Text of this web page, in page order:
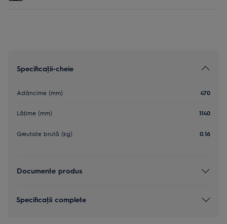
Specificaţii-cheie
Adâncime (mm) 470
Lăţime (mm) 1140
Greutate brută (kg) 0.16
Documente produs
Specificaţii complete